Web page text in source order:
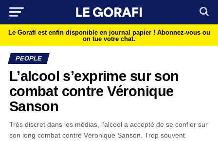
Le Gorafi est enfin disponible en journal papier ! Abonnez-vous ou
on tue votre chat.
PEOPLE
L’alcool s’exprime sur son
combat contre Véronique
Sanson
Très discret dans les médias, l’alcool a accepté de se confier sur
son long combat contre Véronique Sanson. Trop souvent